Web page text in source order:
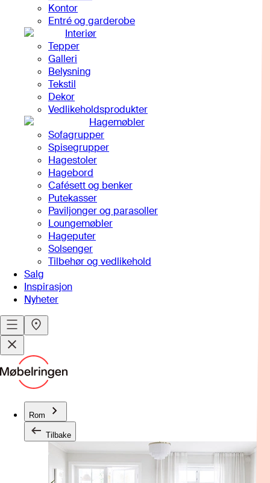
Kontor
Entré og garderobe
Interiør
Tepper
Galleri
Belysning
Tekstil
Dekor
Vedlikeholdsprodukter
Hagemøbler
Sofagrupper
Spisegrupper
Hagestoler
Hagebord
Cafésett og benker
Putekasser
Paviljonger og parasoller
Loungemøbler
Hageputer
Solsenger
Tilbehør og vedlikehold
Salg
Inspirasjon
Nyheter
Rom
Tilbake